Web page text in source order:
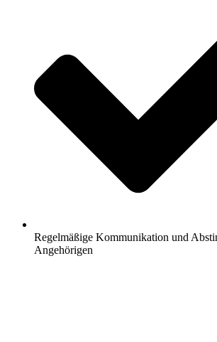
Regelmäßige Kommunikation und
Angehörigen